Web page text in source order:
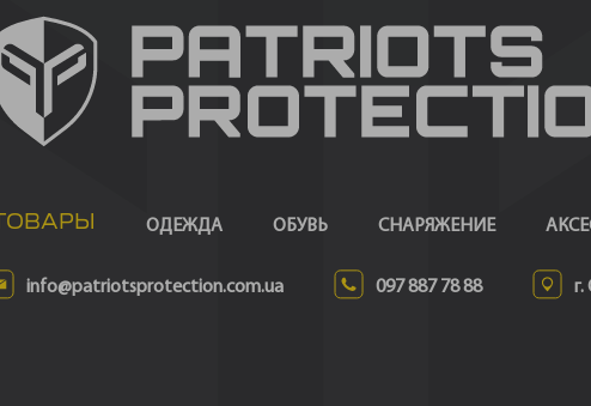
ТОВАРЫ ОДЕЖДА ОБУВЬ СНАРЯЖЕНИЕ
info@patriotsprotection.com.ua 097 887 78 88